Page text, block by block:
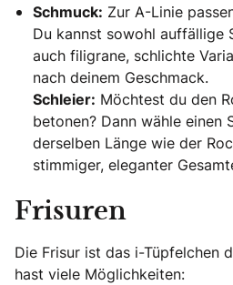
Schmuck: Zur A-Linie
Du kannst sowohl auffällige
auch filigrane, schlichte
nach deinem Geschmack.
Schleier: Möchtest du den
betonen? Dann wähle einen
derselben Länge wie der
stimmiger, eleganter
Frisuren
Die Frisur ist das i-Tüpfelchen
hast viele Möglichkeiten: